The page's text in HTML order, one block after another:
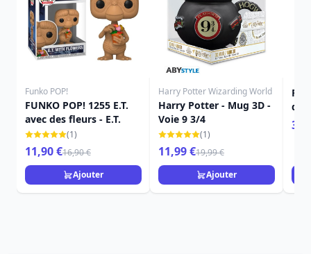
Funko POP!
FUNKO POP! 1255 E.T.
avec des fleurs - E.T.
(1)
11,90 €16,90 €
Ajouter
Harry Potter Wizarding World
Harry Potter - Mug 3D -
Voie 9 3/4
(1)
11,99 €19,99 €
Ajouter
de